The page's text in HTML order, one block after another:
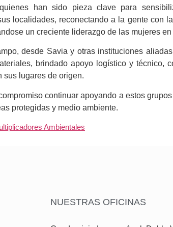
han sido pieza clave para
localidades, reconectando a la gente con
un creciente liderazgo de las mujeres
desde Savia y otras instituciones
brindado apoyo logístico y técnico,
sus lugares de origen.
continuar apoyando a estos
protegidas y medio ambiente.
Ambientales
NUESTRAS OFICINAS